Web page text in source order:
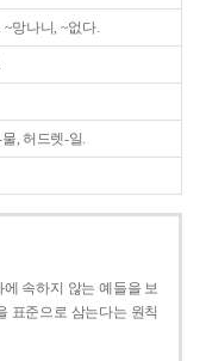
망나니, ~없다.
, 허드렛-일.
속하지 않는 예들을 보
표준으로 삼는다는 원칙